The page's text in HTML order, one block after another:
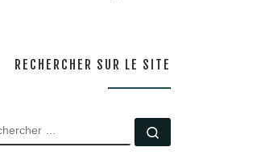
RECHERCHER SUR LE SITE
RECHERCHER